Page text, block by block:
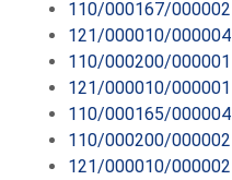
110/000167/000002
121/000010/000004
110/000200/000001
121/000010/000001
110/000165/000004
110/000200/000002
121/000010/000002